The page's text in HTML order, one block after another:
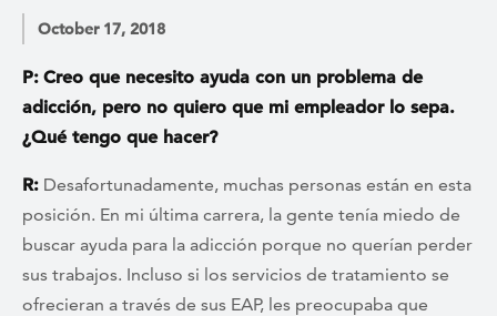
October 17, 2018
P: Creo que necesito ayuda con un problema de
adicción, pero no quiero que mi empleador lo sepa.
¿Qué tengo que hacer?
R: Desafortunadamente, muchas personas están en esta
posición. En mi última carrera, la gente tenía miedo de
buscar ayuda para la adicción porque no querían perder
sus trabajos. Incluso si los servicios de tratamiento se
ofrecieran a través de sus EAP, les preocupaba que